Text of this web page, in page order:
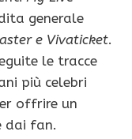
generale
e Vivaticket.
le tracce
più celebri
offrire un
dai fan.